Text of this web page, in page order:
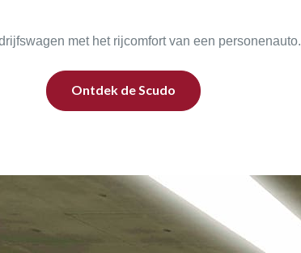
met het rijcomfort van een personenauto.
Ontdek de Scudo